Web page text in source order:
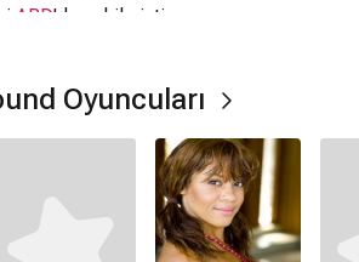
ABD'da çekilmiştir.
hangi tür?
Oyuncuları